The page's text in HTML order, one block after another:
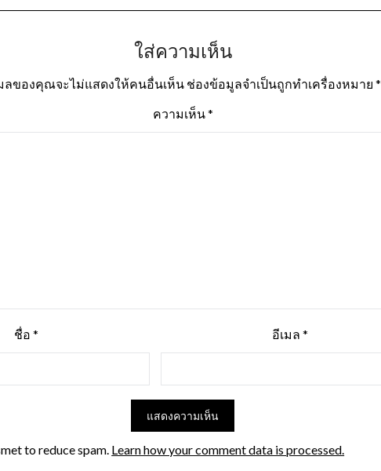
ใส่ความเห็น
ลของคุณจะไม่แสดงให้คนอื่นเห็น ช่องข้อมูลจำเป็นถูกทำเครื่องหมาย*
ความเห็น*
ชื่อ* อีเมล*
to reduce spam. Learn how your comment data is processed.